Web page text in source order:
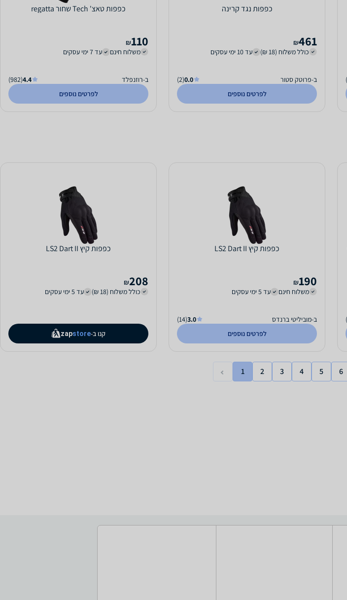
כפפות נגד קרינה
461
₪
כולל משלוח (18 ₪)
עד 10 ימי עסקים
ב-פרוטק סטור 0.0
(2)
לפרטים נוספים
כפפות טאצ' Tech שחור regatta
110
₪
משלוח חינם
עד 7 ימי עסקים
ב-רוזנפלד 4.4
(982)
לפרטים נוספים
כפפות קיץ LS2 Dart II
190
₪
משלוח חינם
עד 5 ימי עסקים
ב-מוביליטי ברנדס 3.0
(14)
לפרטים נוספים
כפפות קיץ LS2 Dart II
208
₪
כולל משלוח (18 ₪)
עד 5 ימי עסקים
קנו ב- zapstore
1 2 3 4 5 6